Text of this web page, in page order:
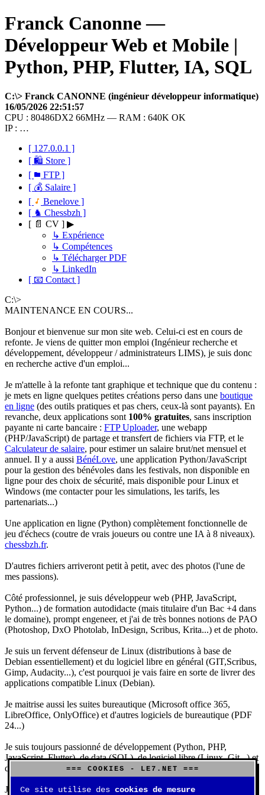
Franck Canonne —
Développeur Web et Mobile |
Python, PHP, Flutter, IA, SQL
C:\> Franck CANONNE (ingénieur développeur informatique)
16/05/2026 22:51:57
CPU : 80486DX2 66MHz — RAM : 640K OK
IP : …
[ 127.0.0.1 ]
[ 🛍 Store ]
[
FTP ]
[ 💰 Salaire ]
[
Benelove ]
[ ♞ Chessbzh ]
[ 📄 CV ] ▶
↳ Expérience
↳ Compétences
↳ Télécharger PDF
↳ LinkedIn
[ 📧 Contact ]
C:\>
MAINTENANCE EN COURS...
Bonjour et bienvenue sur mon site web. Celui-ci est en cours de
refonte. Je viens de quitter mon emploi (Ingénieur recherche et
développement, développeur / administrateurs LIMS), je suis donc
en recherche active d'un emploi...
Je m'attelle à la refonte tant graphique et technique que du contenu :
je mets en ligne quelques petites créations perso dans une boutique
en ligne (des outils pratiques et pas chers, ceux-là sont payants). En
revanche, deux applications sont 100% gratuites, sans inscription
payante ni carte bancaire : FTP Uploader, une webapp
(PHP/JavaScript) de partage et transfert de fichiers via FTP, et le
Calculateur de salaire, pour estimer un salaire brut/net mensuel et
annuel. Il y a aussi BénéLove, une application Python/JavaScript
pour la gestion des bénévoles dans les festivals, non disponible en
ligne pour des choix de sécurité, mais disponible pour Linux et
Windows (me contacter pour les simulations, les tarifs, les
partenariats...)
Une application en ligne (Python) complètement fonctionnelle de
jeu d'échecs (coutre de vrais joueurs ou contre une IA à 8 niveaux).
chessbzh.fr.
D'autres fichiers arriveront petit à petit, avec des photos (l'une de
mes passions).
Côté professionnel, je suis développeur web (PHP, JavaScript,
Python...) de formation autodidacte (mais titulaire d'un Bac +4 dans
le domaine), prompt engeneer, et j'ai de très bonnes notions de PAO
(Photoshop, DxO Photolab, InDesign, Scribus, Krita...) et de photo.
Je suis un fervent défenseur de Linux (distributions à base de
Debian essentiellement) et du logiciel libre en général (GIT,Scribus,
Gimp, Audacity...), c'est pourquoi je vais faire en sorte de livrer des
applications compatible Linux (Debian).
Je maitrise aussi les suites bureautique (Microsoft office 365,
LibreOffice, OnlyOffice) et d'autres logiciels de bureautique (PDF
24...)
Je suis toujours passionné de développement (Python, PHP,
JavaScript, Flutter), de data (SQL), de logiciel libre (Linux, Git...) et
d'IA (principalement Claude et DeepSeek).
J'aime jouer, surtout aux jeux de sociétés (Risk, Uno, Scrabble...),
=== COOKIES - LE7.NET ===
Ce site utilise des cookies de mesure